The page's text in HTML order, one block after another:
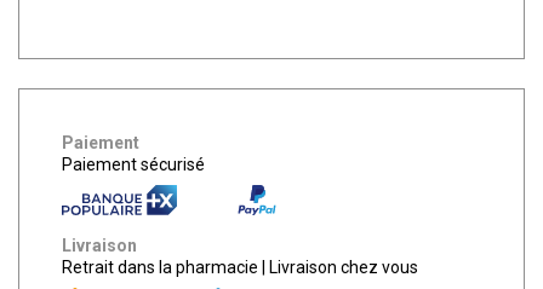
Paiement
Paiement sécurisé
Livraison
Retrait dans la pharmacie
Livraison chez vous